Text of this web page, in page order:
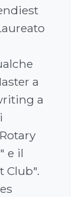
a
a
e il
Club".